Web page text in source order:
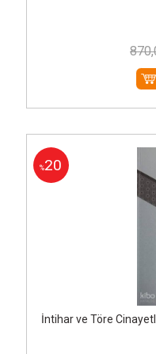
870
%20
İntihar ve Töre